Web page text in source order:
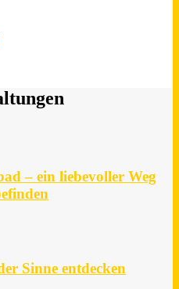
– ein liebevoller Weg
Sinne entdecken